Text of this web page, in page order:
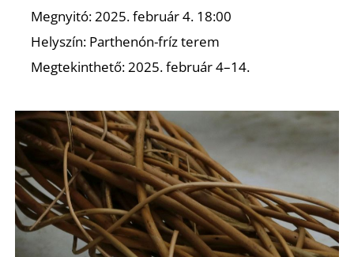
Megnyitó: 2025. február 4. 18:00
Helyszín: Parthenón-fríz terem
Megtekinthető: 2025. február 4–14.